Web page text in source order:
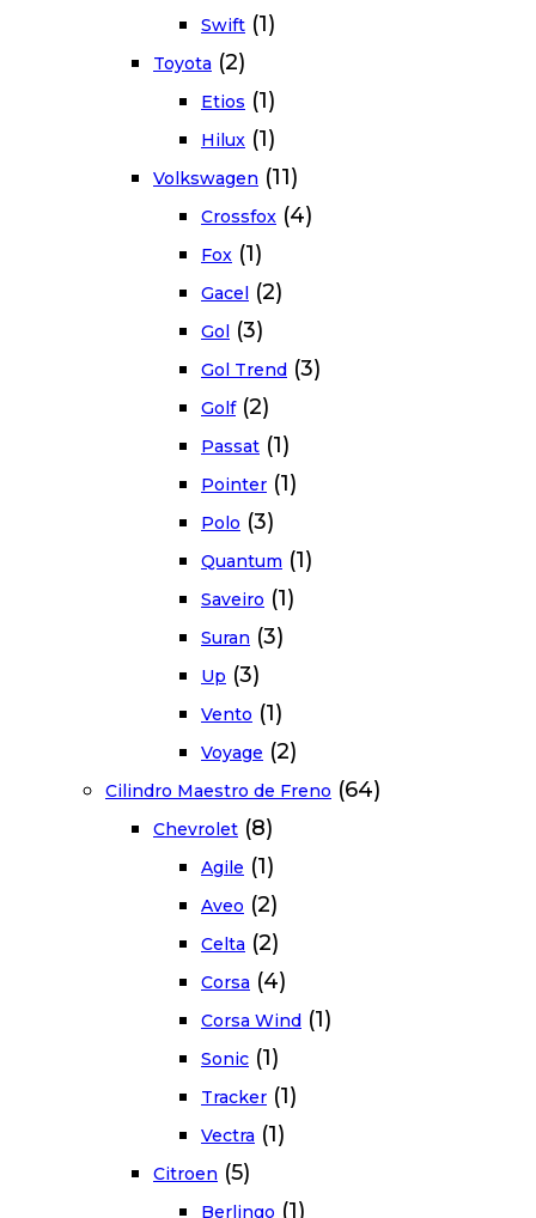
Swift (1)
Toyota (2)
Etios (1)
Hilux (1)
Volkswagen (11)
Crossfox (4)
Fox (1)
Gacel (2)
Gol (3)
Gol Trend (3)
Golf (2)
Passat (1)
Pointer (1)
Polo (3)
Quantum (1)
Saveiro (1)
Suran (3)
Up (3)
Vento (1)
Voyage (2)
Cilindro Maestro de Freno (64)
Chevrolet (8)
Agile (1)
Aveo (2)
Celta (2)
Corsa (4)
Corsa Wind (1)
Sonic (1)
Tracker (1)
Vectra (1)
Citroen (5)
Berlingo (1)